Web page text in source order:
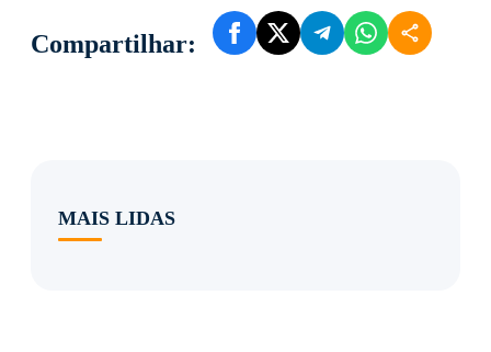
Compartilhar:
MAIS LIDAS